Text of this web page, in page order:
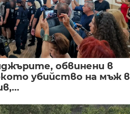
обвинени в
убийство на мъж в